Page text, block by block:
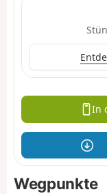
In
Wegpunkte